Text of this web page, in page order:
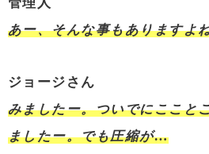
あー、そんな事もありますよ
ジョージさん
みましたー。ついでにここと
ましたー。でも圧縮が…